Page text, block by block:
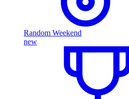
Random Weekend
new